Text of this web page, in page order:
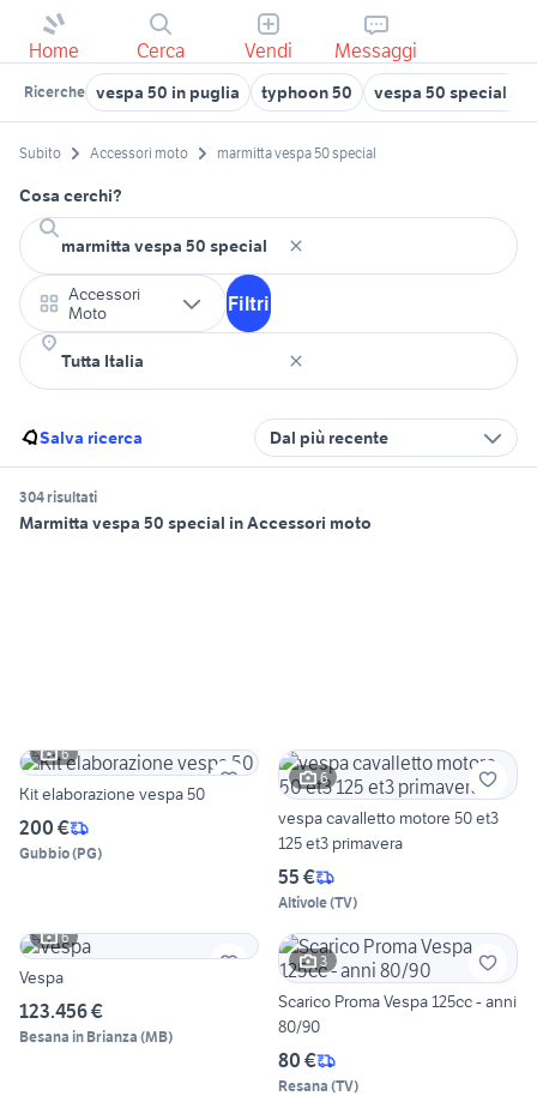
Home Cerca Vendi Messaggi
Ricerche vespa 50 in puglia typhoon 50 vespa 50 special a
Subito Accessori moto marmitta vespa 50 special
Cosa cerchi?
Accessori
Moto
Filtri
Salva ricerca Dal più recente
304 risultati
Marmitta vespa 50 special in Accessori moto
6
Kit elaborazione vespa 50
200 €
Gubbio(PG)
6
vespa cavalletto motore 50 et3
125 et3 primavera
55 €
Altivole(TV)
6
Vespa
123.456 €
Besana in Brianza (MB)
3
Scarico Proma Vespa 125cc - anni
80/90
80 €
Resana (TV)